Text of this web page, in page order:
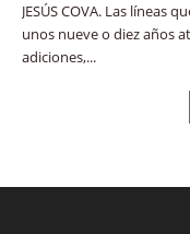
JESÚS COVA. Las líneas
unos nueve o diez años
adiciones,...